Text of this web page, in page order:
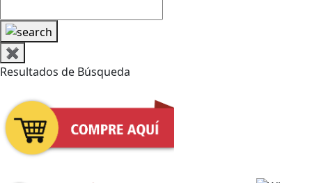
✖
Resultados de Búsqueda